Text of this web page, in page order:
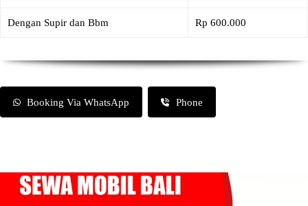
Dengan Supir dan Bbm Rp 600.000
Booking Via WhatsApp Phone